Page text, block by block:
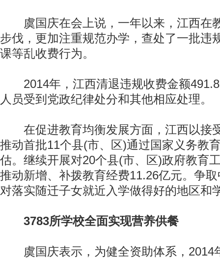
虞国庆在会上说，一年以来，江西在
步伐，更加注重规范办学，查处了一批违
课等乱收费行为。
2014年，江西清退违规收费金额
人员受到党政纪律处分和其他相应处理。
在促进教育均衡发展方面，江西以接
推动首批11个县(市、区)通过国家义务教
估。继续开展对20个县(市、区)政府教育
推动新增、补拨教育经费11.26亿元。争
对落实随迁子女就近入学做得好的地区和
3783所学校全面实现营养供餐
虞国庆表示，为健全资助体系，2014